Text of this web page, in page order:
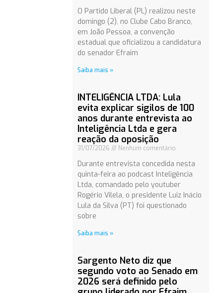
O Partido Liberal (PL) realizou neste
domingo (2), no Clube Cabo Branco,
em João Pessoa, a convenção
estadual que oficializou a candidatura
do senador Efraim
Saiba mais »
INTELIGÊNCIA LTDA: Lula
evita explicar sigilos de 100
anos durante entrevista ao
Inteligência Ltda e gera
reação da oposição
31/07/2026 Nenhum comentário
Durante entrevista concedida nesta
quinta-feira ao podcast Inteligência
Ltda, comandado pelo youtuber
Rogério Vilela, o presidente Luiz Inácio
Lula da Silva (PT) foi questionado
sobre
Saiba mais »
Sargento Neto diz que
segundo voto ao Senado em
2026 será definido pelo